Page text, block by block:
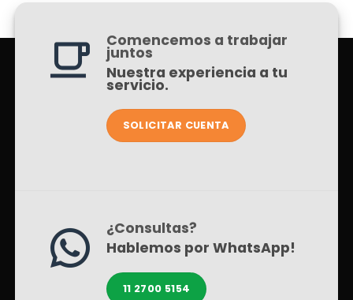
Comencemos a trabajar
juntos
Nuestra experiencia a tu
servicio.
SOLICITAR CUENTA
¿Consultas?
Hablemos por WhatsApp!
11 2700 5154